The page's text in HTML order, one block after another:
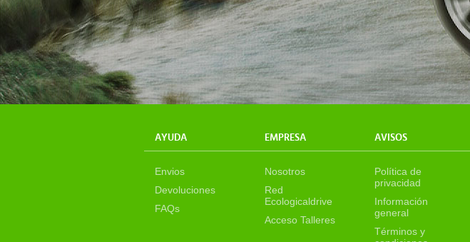
AYUDA EMPRESA AVISOS
Envios
Devoluciones
FAQs
Nosotros
Red
Ecologicaldrive
Acceso Talleres
Política de
privacidad
Información
general
Términos y